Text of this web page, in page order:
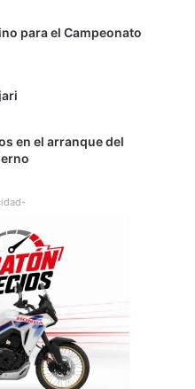
para el Campeonato
en el arranque del